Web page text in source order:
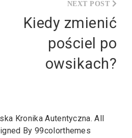
Kiedy zmienić
pościel po
owsikach?
Kronika Autentyczna. All
By 99colorthemes